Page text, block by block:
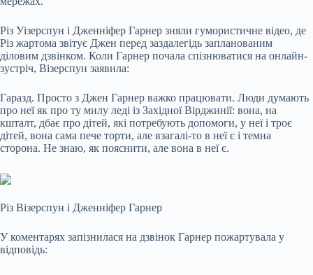
Різ Уізерспун і Дженніфер Гарнер зняли гумористичне відео, де
Різ жартома звітує Джен перед заздалегідь запланованим
діловим дзвінком. Коли Гарнер почала спізнюватися на онлайн-
зустріч, Візерспун заявила:
Гаразд. Просто з Джен Гарнер важко працювати. Люди думають
про неї як про ту милу леді із Західної Вірджинії: вона, на
кшталт, дбає про дітей, які потребують допомоги, у неї і троє
дітей, вона сама пече торти, але взагалі-то в неї є і темна
сторона. Не знаю, як пояснити, але вона в неї є.
Різ Візерспун і Дженніфер Гарнер
У коментарях запізнилася на дзвінок Гарнер пожартувала у
відповідь: